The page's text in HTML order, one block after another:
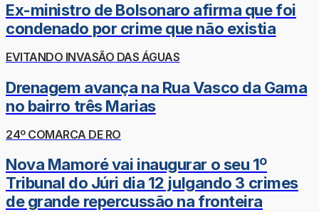
Ex-ministro de Bolsonaro afirma que foi
condenado por crime que não existia
EVITANDO INVASÃO DAS ÁGUAS
Drenagem avança na Rua Vasco da Gama
no bairro três Marias
24º COMARCA DE RO
Nova Mamoré vai inaugurar o seu 1º
Tribunal do Júri dia 12 julgando 3 crimes
de grande repercussão na fronteira